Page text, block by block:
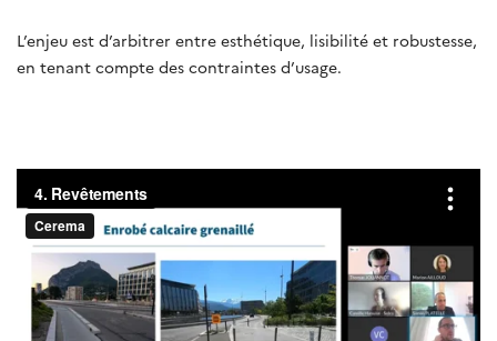
L’enjeu est d’arbitrer entre esthétique, lisibilité et robustesse,
en tenant compte des contraintes d’usage.